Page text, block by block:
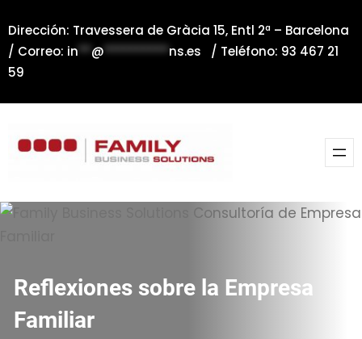
al
contenido
Dirección: Travessera de Gràcia 15, Entl 2ª – Barcelona
/ Correo: in**@**********ns.es / Teléfono: 93 467 21
59
Reflexiones sobre la Empresa
Familiar